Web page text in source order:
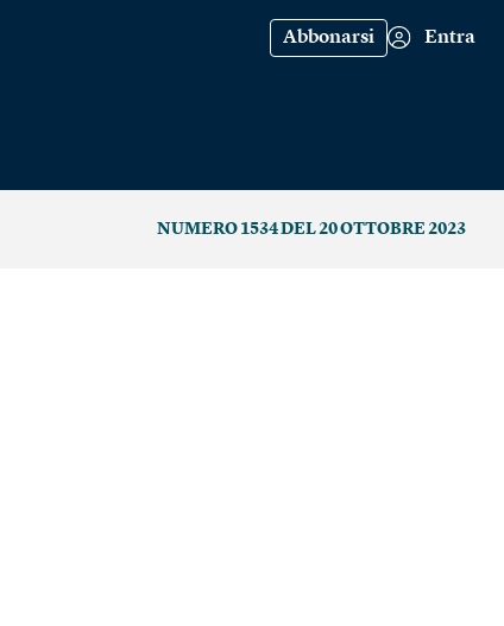
Abbonarsi Entra
NUMERO 1534 DEL 20 OTTOBRE 2023